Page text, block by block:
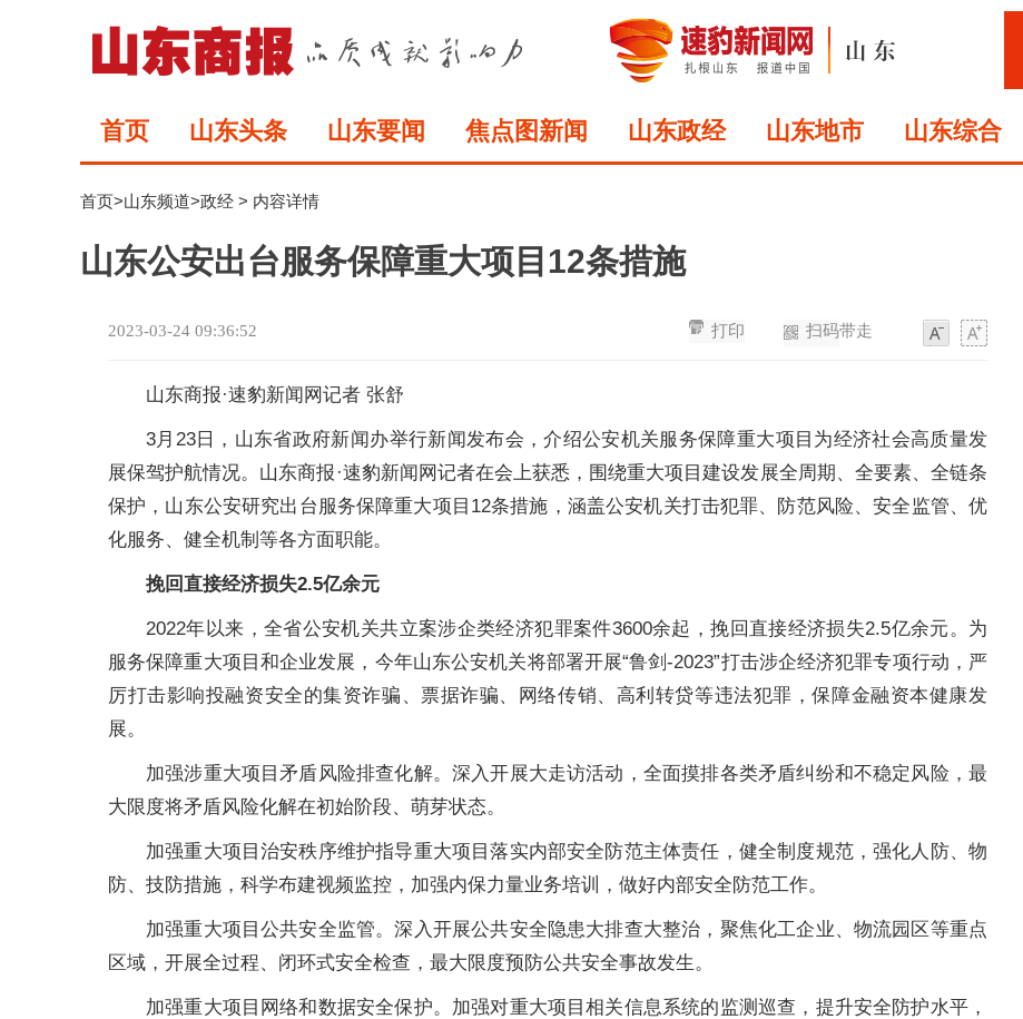
首页 山东头条 山东要闻 焦点图新闻 山东政经 山东地市 山东综合
首页>山东频道>政经 > 内容详情
山东公安出台服务保障重大项目12条措施
2023-03-24 09:36:52 扫码带走
打印
山东商报·速豹新闻网记者 张舒
3月23日，山东省政府新闻办举行新闻发布会，介绍公安机关服务保障重大项目为经济社会高质量发
展保驾护航情况。山东商报·速豹新闻网记者在会上获悉，围绕重大项目建设发展全周期、全要素、全链条
保护，山东公安研究出台服务保障重大项目12条措施，涵盖公安机关打击犯罪、防范风险、安全监管、优
化服务、健全机制等各方面职能。
挽回直接经济损失2.5亿余元
2022年以来，全省公安机关共立案涉企类经济犯罪案件3600余起，挽回直接经济损失2.5亿余元。为
服务保障重大项目和企业发展，今年山东公安机关将部署开展“鲁剑-2023”打击涉企经济犯罪专项行动，严
厉打击影响投融资安全的集资诈骗、票据诈骗、网络传销、高利转贷等违法犯罪，保障金融资本健康发
展。
加强涉重大项目矛盾风险排查化解。深入开展大走访活动，全面摸排各类矛盾纠纷和不稳定风险，最
大限度将矛盾风险化解在初始阶段、萌芽状态。
加强重大项目治安秩序维护指导重大项目落实内部安全防范主体责任，健全制度规范，强化人防、物
防、技防措施，科学布建视频监控，加强内保力量业务培训，做好内部安全防范工作。
加强重大项目公共安全监管。深入开展公共安全隐患大排查大整治，聚焦化工企业、物流园区等重点
区域，开展全过程、闭环式安全检查，最大限度预防公共安全事故发生。
加强重大项目网络和数据安全保护。加强对重大项目相关信息系统的监测巡查，提升安全防护水平，